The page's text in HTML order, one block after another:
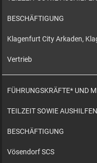
BESCHÄFTIGUNG
Klagenfurt City Arkaden,
Vertrieb
FÜHRUNGSKRÄFTE* UND
TEILZEIT SOWIE
BESCHÄFTIGUNG
Vösendorf SCS